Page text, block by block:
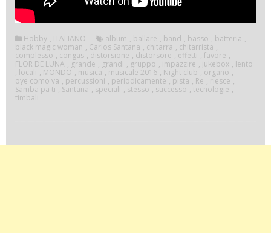
Hobby , ITALIANO album , ballare , band , basso , batteria ,
black magic woman , Carlos Santana , chitarra , chitarrista ,
complesso , congas , distorsione , distorsore , effetti , favore ,
FLOR DE LUNA , grande , grandi , gruppo , impazzire , jukebox , lento
, locali , MONDO , musica , musicale 2016 , Night club , organo ,
oye como va , percussioni , periodicamente , pista , Re , riesce ,
Samba pa ti , Santana , speciali , stesso , successo , tecnologie ,
timbali